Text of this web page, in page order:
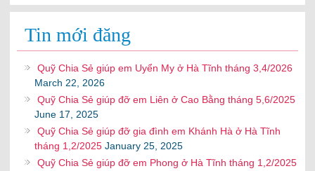
Tin mới đăng
Quỹ Chia Sẻ giúp em Uyển My ở Hà Tĩnh tháng 3,4/2026
March 22, 2026
Quỹ Chia Sẻ giúp đỡ em Liên ở Cao Bằng tháng 5,6/2025
June 17, 2025
Quỹ Chia Sẻ giúp đỡ gia đình em Khánh Hà ở Hà Tĩnh
tháng 1,2/2025 January 25, 2025
Quỹ Chia Sẻ giúp đỡ em Phong ở Hà Tĩnh tháng 1,2/2025